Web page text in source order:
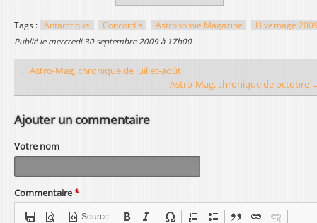
Tags : Antarctique Concordia Astronomie Magazine
Hivernage
publié le mercredi 30 septembre 2009 à 17h00
← Astro-Mag, chronique de juillet-août
Astro-Mag, chronique de octobre
Ajouter un commentaire
Votre nom
Commentaire*
Source